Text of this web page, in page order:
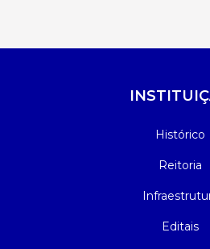
Histórico
Reitoria
Editais